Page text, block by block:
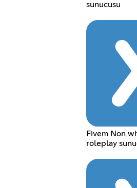
sunucusu
Fivem Non
roleplay